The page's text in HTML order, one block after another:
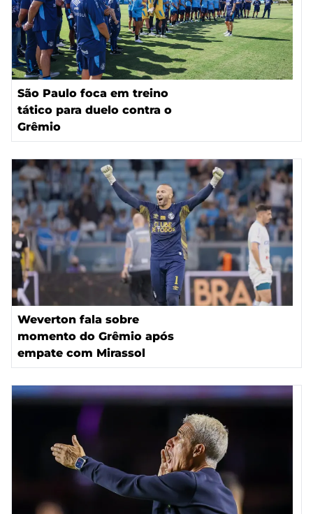
São Paulo foca em treino
tático para duelo contra o
Grêmio
Weverton fala sobre
momento do Grêmio após
empate com Mirassol